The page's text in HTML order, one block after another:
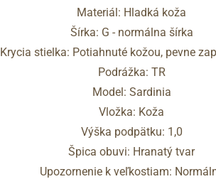
Cez Facebook
Cez Google
Materiál: Hladká koža
Šírka: G - normálna šírka
Krycia stielka: Potiahnuté kožou, pevne
Podrážka: TR
Model: Sardinia
Vložka: Koža
Výška podpätku: 1,0
Špica obuvi: Hranatý tvar
Upozornenie k veľkostiam: